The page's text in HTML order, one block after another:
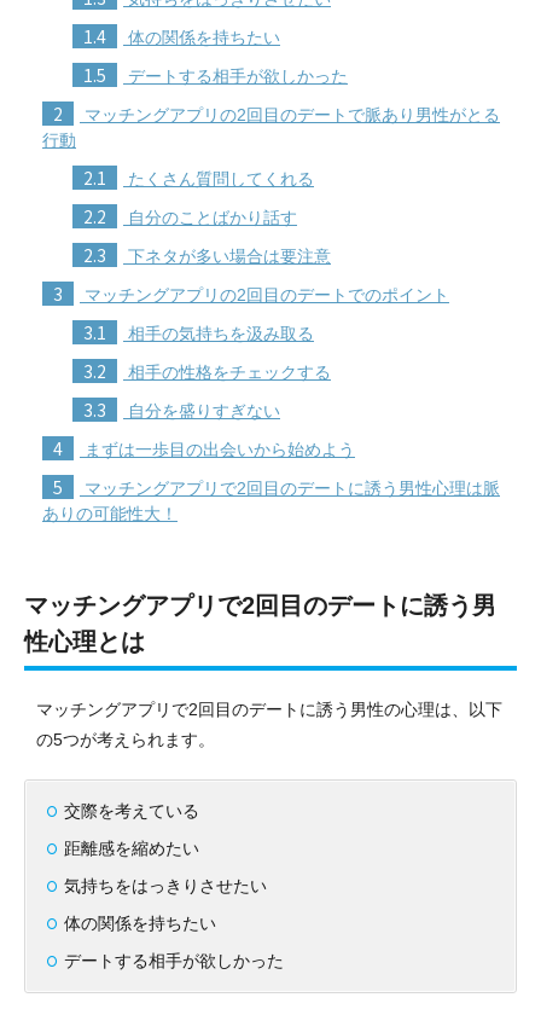
1.4 体の関係を持ちたい
1.5 デートする相手が欲しかった
2
マッチングアプリの2回目のデートで脈あり男性がとる
行動
2.1 たくさん質問してくれる
2.2 自分のことばかり話す
2.3 下ネタが多い場合は要注意
3 マッチングアプリの2回目のデートでのポイント
3.1 相手の気持ちを汲み取る
3.2 相手の性格をチェックする
3.3 自分を盛りすぎない
4 まずは一歩目の出会いから始めよう
5
マッチングアプリで2回目のデートに誘う男性心理は脈
ありの可能性大！
マッチングアプリで2回目のデートに誘う男
性心理とは
マッチングアプリで2回目のデートに誘う男性の心理は、以下
の5つが考えられます。
交際を考えている
距離感を縮めたい
気持ちをはっきりさせたい
体の関係を持ちたい
デートする相手が欲しかった